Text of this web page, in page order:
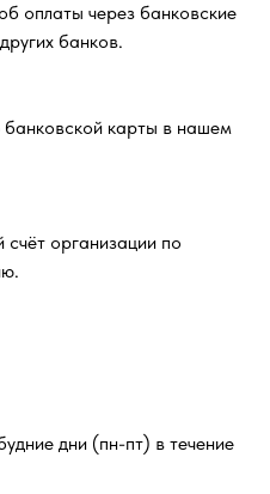
оплаты через банковские
банков.
карты в нашем
организации по
дни (пн-пт) в течение